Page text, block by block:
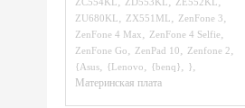
ZU680KL, ZX551ML, ZenFone 3,
ZenFone 4 Max, ZenFone 4 Selfie,
ZenFone Go, ZenPad 10, Zenfone 2,
{Asus, {Lenovo, {benq}, },
Материнская плата